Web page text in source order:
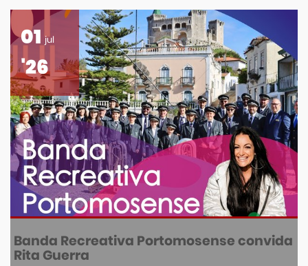
01 jul
'26
Banda Recreativa Portomosense convida
Rita Guerra